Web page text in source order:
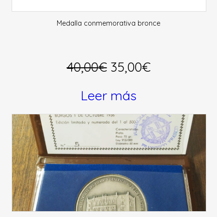
Medalla conmemorativa bronce
40,00€ El
precio
era:
40,00€.
35,00€El
es:
35,00€.
Leer más